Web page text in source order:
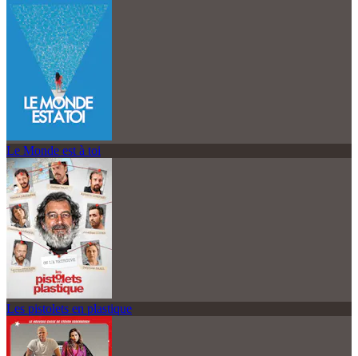
Le Monde est à toi
Les pistolets en plastique